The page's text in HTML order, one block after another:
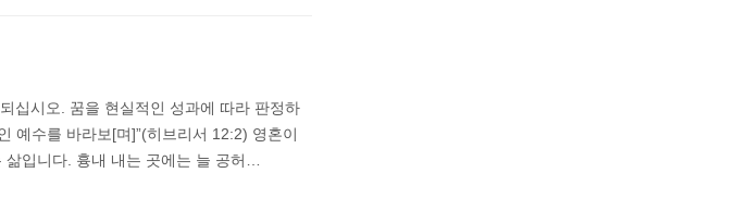
십시오. 꿈을 현실적인 성과에 따라 판정하
예수를 바라보[며]”(히브리서 12:2) 영혼이
입니다. 흉내 내는 곳에는 늘 공허…